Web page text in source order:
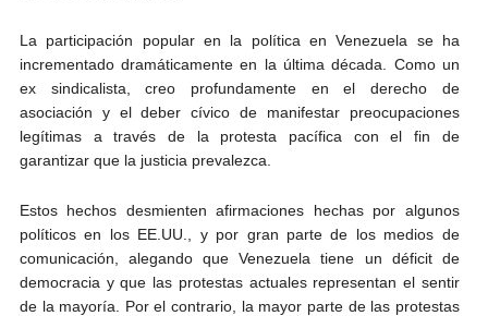
La participación popular en la política en Venezuela se ha
incrementado dramáticamente en la última década. Como un
ex sindicalista, creo profundamente en el derecho de
asociación y el deber cívico de manifestar preocupaciones
legítimas a través de la protesta pacífica con el fin de
garantizar que la justicia prevalezca.
Estos hechos desmienten afirmaciones hechas por algunos
políticos en los EE.UU., y por gran parte de los medios de
comunicación, alegando que Venezuela tiene un déficit de
democracia y que las protestas actuales representan el sentir
de la mayoría. Por el contrario, la mayor parte de las protestas